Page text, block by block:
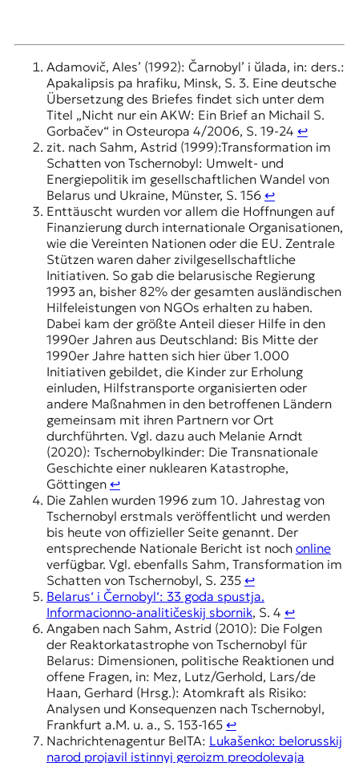
Adamovič, Ales’ (1992): Čarnobyl’ i ŭlada, in: ders.:
Apakalipsis pa hrafiku, Minsk, S. 3. Eine deutsche
Übersetzung des Briefes findet sich unter dem
Titel „Nicht nur ein AKW: Ein Brief an Michail S.
Gorbačev“ in Osteuropa 4/2006, S. 19-24 ↩︎
zit. nach Sahm, Astrid (1999):Transformation im
Schatten von Tschernobyl: Umwelt- und
Energiepolitik im gesellschaftlichen Wandel von
Belarus und Ukraine, Münster, S. 156 ↩︎
Enttäuscht wurden vor allem die Hoffnungen auf
Finanzierung durch internationale Organisationen,
wie die Vereinten Nationen oder die EU. Zentrale
Stützen waren daher zivilgesellschaftliche
Initiativen. So gab die belarusische Regierung
1993 an, bisher 82% der gesamten ausländischen
Hilfeleistungen von NGOs erhalten zu haben.
Dabei kam der größte Anteil dieser Hilfe in den
1990er Jahren aus Deutschland: Bis Mitte der
1990er Jahre hatten sich hier über 1.000
Initiativen gebildet, die Kinder zur Erholung
einluden, Hilfstransporte organisierten oder
andere Maßnahmen in den betroffenen Ländern
gemeinsam mit ihren Partnern vor Ort
durchführten. Vgl. dazu auch Melanie Arndt
(2020): Tschernobylkinder: Die Transnationale
Geschichte einer nuklearen Katastrophe,
Göttingen ↩︎
Die Zahlen wurden 1996 zum 10. Jahrestag von
Tschernobyl erstmals veröffentlicht und werden
bis heute von offizieller Seite genannt. Der
entsprechende Nationale Bericht ist noch online
verfügbar. Vgl. ebenfalls Sahm, Transformation im
Schatten von Tschernobyl, S. 235 ↩︎
Belarus‘ i Černobyl‘: 33 goda spustja.
Informacionno-analitičeskij sbornik, S. 4 ↩︎
Angaben nach Sahm, Astrid (2010): Die Folgen
der Reaktorkatastrophe von Tschernobyl für
Belarus: Dimensionen, politische Reaktionen und
offene Fragen, in: Mez, Lutz/Gerhold, Lars/de
Haan, Gerhard (Hrsg.): Atomkraft als Risiko:
Analysen und Konsequenzen nach Tschernobyl,
Frankfurt a.M. u. a., S. 153-165 ↩︎
Nachrichtenagentur BelTA: Lukašenko: belorusskij
narod projavil istinnyj geroizm preodolevaja